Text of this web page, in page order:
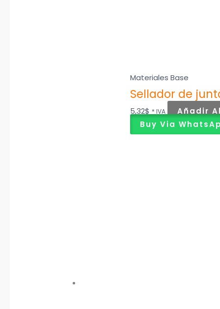
Materiales Base
Sellador de
5,32$ * IVA
Añadir
Buy Via